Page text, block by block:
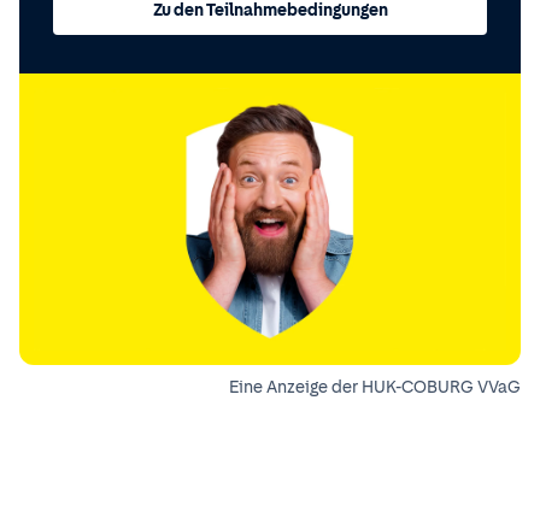
Zu den Teilnahmebedingungen
Eine Anzeige der HUK-COBURG VVaG